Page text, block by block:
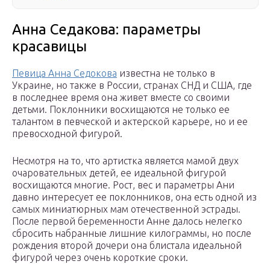
Анна Седакова: параметры
красавицы
Певица Анна Седокова известна не только в
Украине, но также в России, странах СНД и США, где
в последнее время она живет вместе со своими
детьми. Поклонники восхищаются не только ее
талантом в певческой и актерской карьере, но и ее
превосходной фигурой.
Несмотря на то, что артистка является мамой двух
очаровательных детей, ее идеальной фигурой
восхищаются многие. Рост, вес и параметры Ани
давно интересует ее поклонников, она есть одной из
самых миниатюрных мам отечественной эстрады.
После первой беременности Анне далось нелегко
сбросить набранные лишние килограммы, но после
рождения второй дочери она блистала идеальной
фигурой через очень короткие сроки.